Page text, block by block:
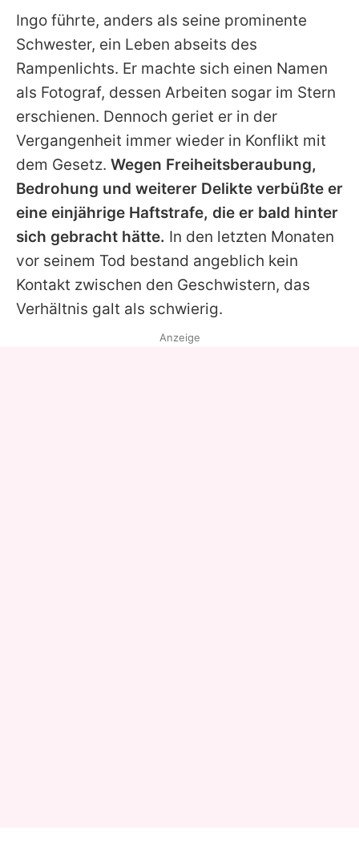
Ingo führte, anders als seine prominente
Schwester, ein Leben abseits des
Rampenlichts. Er machte sich einen Namen
als Fotograf, dessen Arbeiten sogar im Stern
erschienen. Dennoch geriet er in der
Vergangenheit immer wieder in Konflikt mit
dem Gesetz. Wegen Freiheitsberaubung,
Bedrohung und weiterer Delikte verbüßte er
eine einjährige Haftstrafe, die er bald hinter
sich gebracht hätte. In den letzten Monaten
vor seinem Tod bestand angeblich kein
Kontakt zwischen den Geschwistern, das
Verhältnis galt als schwierig.
Anzeige